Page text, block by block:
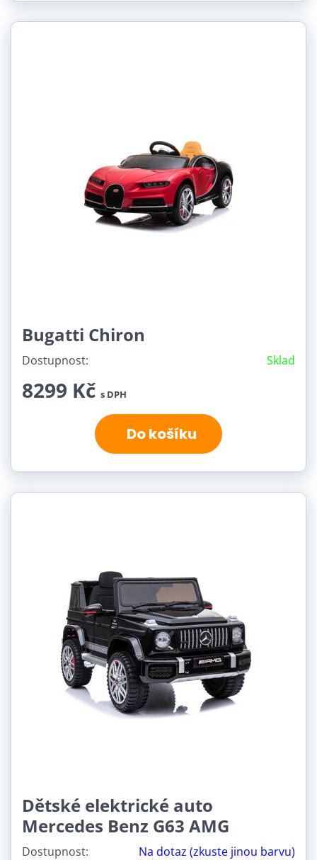
Bugatti Chiron
Dostupnost: Sklad
8299 Kč s DPH
Do košíku
Dětské elektrické auto
Mercedes Benz G63 AMG
Dostupnost: Na dotaz (zkuste jinou barvu)